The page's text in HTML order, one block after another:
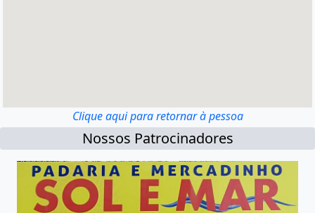
Clique aqui para retornar à pessoa
Nossos Patrocinadores